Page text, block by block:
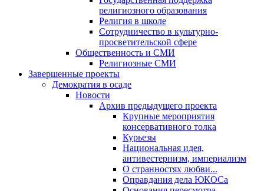
религиозного образования
Религия в школе
Сотрудничество в культурно-
просветительской сфере
Общественность и СМИ
Религиозные СМИ
Завершенные проекты
Демократия в осаде
Новости
Архив предыдущего проекта
Крупные мероприятия
консервативного толка
Курьезы
Национальная идея,
антивестернизм, империализм
О странностях любви...
Оправдания дела ЮКОСа